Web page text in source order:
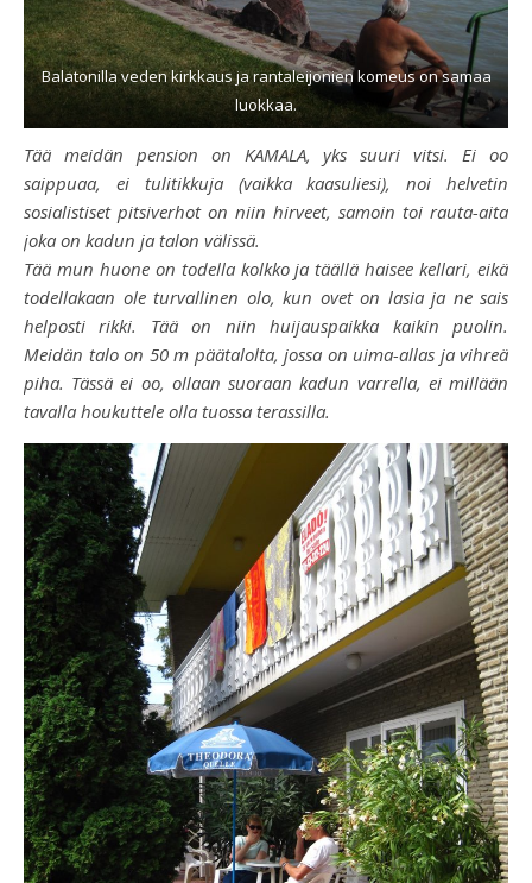
Balatonilla veden kirkkaus ja rantaleijonien komeus on samaa
luokkaa.
Tää meidän pension on KAMALA, yks suuri vitsi. Ei oo
saippuaa, ei tulitikkuja (vaikka kaasuliesi), noi helvetin
sosialistiset pitsiverhot on niin hirveet, samoin toi rauta-aita
joka on kadun ja talon välissä.
Tää mun huone on todella kolkko ja täällä haisee kellari, eikä
todellakaan ole turvallinen olo, kun ovet on lasia ja ne sais
helposti rikki. Tää on niin huijauspaikka kaikin puolin.
Meidän talo on 50 m päätalolta, jossa on uima-allas ja vihreä
piha. Tässä ei oo, ollaan suoraan kadun varrella, ei millään
tavalla houkuttele olla tuossa terassilla.